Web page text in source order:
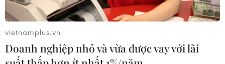
với chủ đề“Yoga Kỷ nguyên mới - Yoga sống
khỏe cùng năm tháng.”
Á hậu Đặng Thị Tân cho biết một trong những
điểm nhấn giàu ý nghĩa của chương trình năm
vietnamplus.vn
Doanh nghiệp nhỏ và vừa được vay với lãi